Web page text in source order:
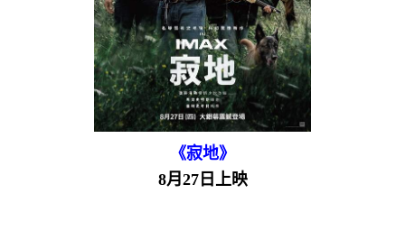
《寂地》
8月27日上映